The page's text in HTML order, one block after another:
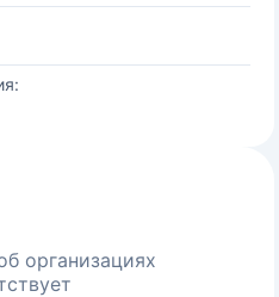
организациях